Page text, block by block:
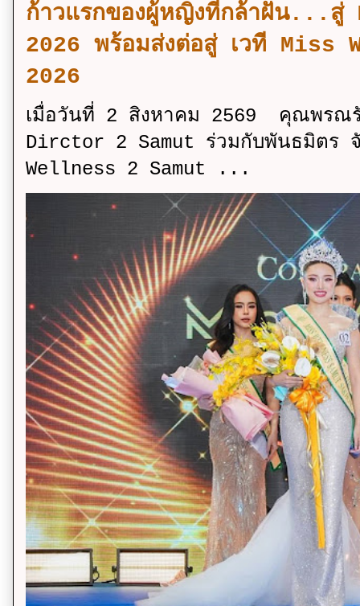
ก้าวแรกของผู้หญิงที่กล้าฝัน...
2026 พร้อมส่งต่อสู่ เวที
2026
เมื่อวันที่ 2 สิงหาคม 2569 คุณพร
Dirctor 2 Samut ร่วมกับพันธมิตร จั
Wellness 2 Samut ...